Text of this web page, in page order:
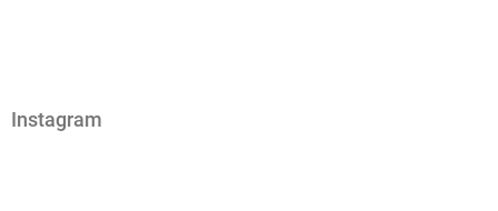
Instagram